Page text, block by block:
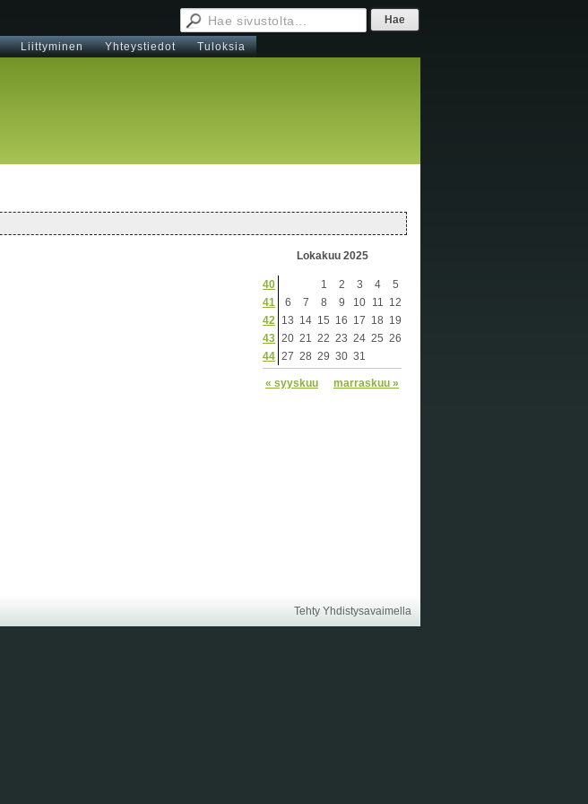
Liittyminen Yhteystiedot Tuloksia
Lokakuu 2025
40 1 2 3 4
5
41
6 7 8 9 10 11 12
42 13 14 15 16 17 18 19
43 20 21 22 23 24 25 26
44 27 28 29 30 31
« syyskuu marraskuu »
Tehty Yhdistysavaimella